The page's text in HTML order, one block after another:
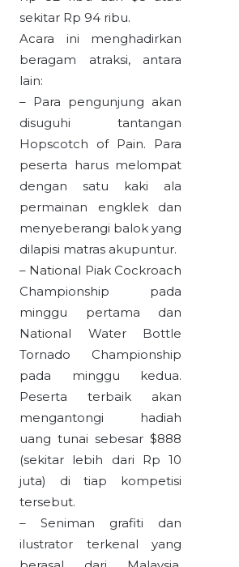
sekitar Rp 94 ribu.
Acara ini menghadirkan
beragam atraksi, antara
lain:
– Para pengunjung akan
disuguhi tantangan
Hopscotch of Pain. Para
peserta harus melompat
dengan satu kaki ala
permainan engklek dan
menyeberangi balok yang
dilapisi matras akupuntur.
– National Piak Cockroach
Championship pada
minggu pertama dan
National Water Bottle
Tornado Championship
pada minggu kedua.
Peserta terbaik akan
mengantongi hadiah
uang tunai sebesar $888
(sekitar lebih dari Rp 10
juta) di tiap kompetisi
tersebut.
– Seniman grafiti dan
ilustrator terkenal yang